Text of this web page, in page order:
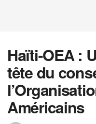
Haïti-OEA :
tête du
Américains